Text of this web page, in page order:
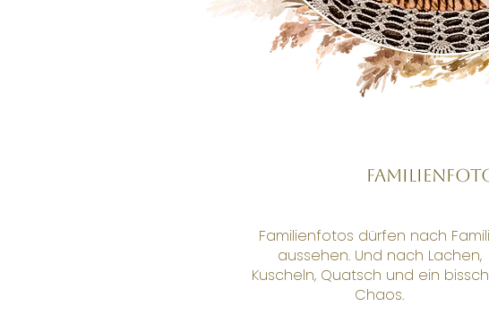
Familienfotos dürfen nach
aussehen. Und nach Lachen,
Kuscheln, Quatsch und ein
Chaos.